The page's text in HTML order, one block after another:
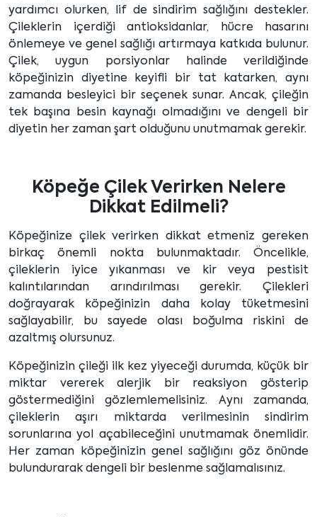
yardımcı olurken, lif de sindirim sağlığını destekler.
Çileklerin içerdiği antioksidanlar, hücre hasarını
önlemeye ve genel sağlığı artırmaya katkıda bulunur.
Çilek, uygun porsiyonlar halinde verildiğinde
köpeğinizin diyetine keyifli bir tat katarken, aynı
zamanda besleyici bir seçenek sunar. Ancak, çileğin
tek başına besin kaynağı olmadığını ve dengeli bir
diyetin her zaman şart olduğunu unutmamak gerekir.
Köpeğe Çilek Verirken Nelere
Dikkat Edilmeli?
Köpeğinize çilek verirken dikkat etmeniz gereken
birkaç önemli nokta bulunmaktadır. Öncelikle,
çileklerin iyice yıkanması ve kir veya pestisit
kalıntılarından arındırılması gerekir. Çilekleri
doğrayarak köpeğinizin daha kolay tüketmesini
sağlayabilir, bu sayede olası boğulma riskini de
azaltmış olursunuz.
Köpeğinizin çileği ilk kez yiyeceği durumda, küçük bir
miktar vererek alerjik bir reaksiyon gösterip
göstermediğini gözlemlemelisiniz. Aynı zamanda,
çileklerin aşırı miktarda verilmesinin sindirim
sorunlarına yol açabileceğini unutmamak önemlidir.
Her zaman köpeğinizin genel sağlığını göz önünde
bulundurarak dengeli bir beslenme sağlamalısınız.